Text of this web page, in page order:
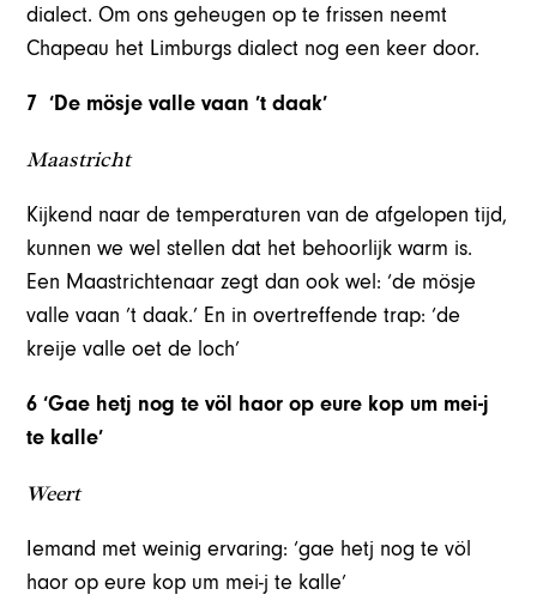
dialect. Om ons geheugen op te frissen neemt
Chapeau het Limburgs dialect nog een keer door.
7 ‘De mösje valle vaan ’t daak’
Maastricht
Kijkend naar de temperaturen van de afgelopen tijd,
kunnen we wel stellen dat het behoorlijk warm is.
Een Maastrichtenaar zegt dan ook wel: ‘de mösje
valle vaan ’t daak.’ En in overtreffende trap: ‘de
kreije valle oet de loch’
6 ‘Gae hetj nog te völ haor op eure kop um mei-j
te kalle’
Weert
Iemand met weinig ervaring: ‘gae hetj nog te völ
haor op eure kop um mei-j te kalle’